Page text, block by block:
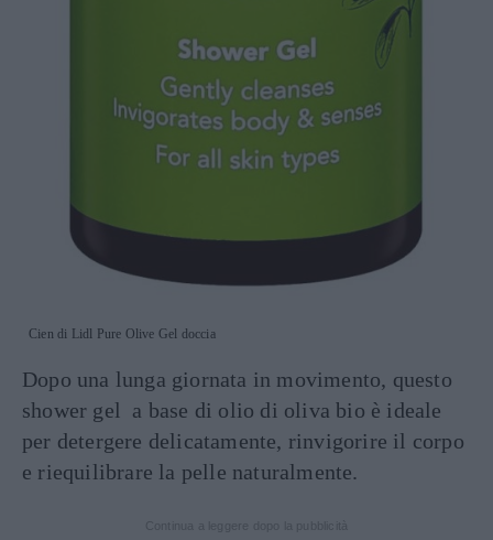
Cien di Lidl Pure Olive Gel doccia
Dopo una lunga giornata in movimento, questo
shower gel a base di olio di oliva bio è ideale
per detergere delicatamente, rinvigorire il corpo
e riequilibrare la pelle naturalmente.